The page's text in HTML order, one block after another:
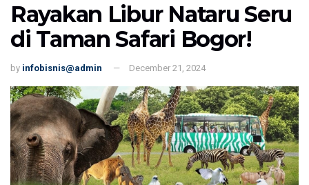
Rayakan Libur Nataru Seru
di Taman Safari Bogor!
by infobisnis@admin December 21, 2024